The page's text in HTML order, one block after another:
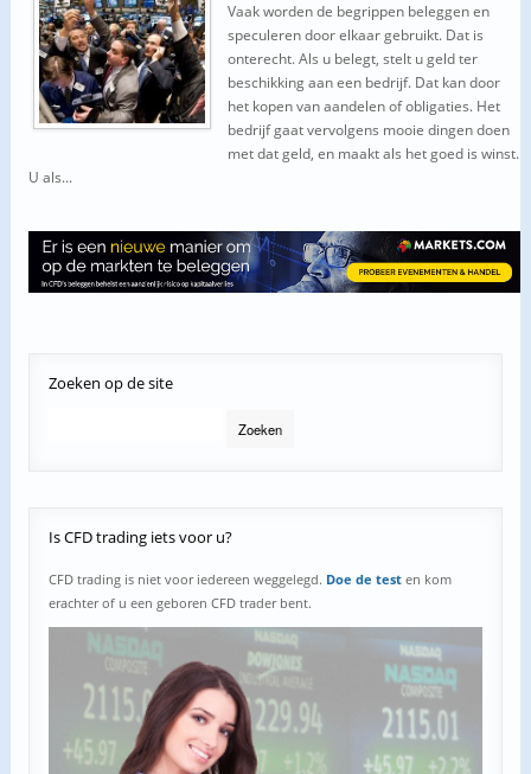
Vaak worden de begrippen beleggen en
speculeren door elkaar gebruikt. Dat is
onterecht. Als u belegt, stelt u geld ter
beschikking aan een bedrijf. Dat kan door
het kopen van aandelen of obligaties. Het
bedrijf gaat vervolgens mooie dingen doen
met dat geld, en maakt als het goed is winst.
U als...
Zoeken op de site
IsCFD trading iets voor u?
CFD trading is niet voor iedereen weggelegd. Doe de testen kom
erachter of u een geboren CFD trader bent.